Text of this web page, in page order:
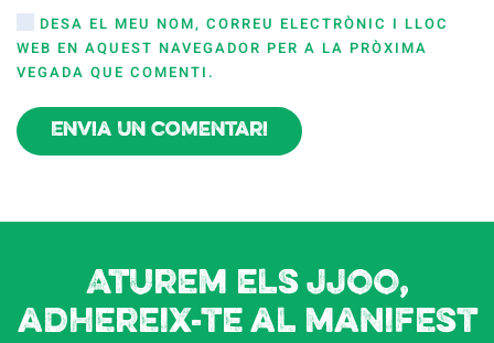
DESA EL MEU NOM, CORREU ELECTRÒNIC I LLOC
WEB EN AQUEST NAVEGADOR PER A LA PRÒXIMA
VEGADA QUE COMENTI.
Envia un comentari
Aturem els JJOO,
adhereix-te al manifest